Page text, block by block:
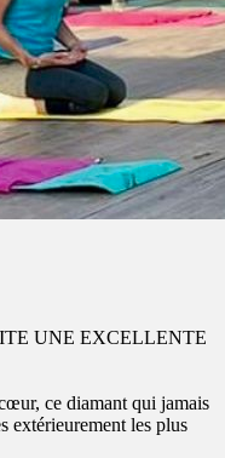
UNE EXCELLENTE
ce diamant qui jamais
extérieurement les plus